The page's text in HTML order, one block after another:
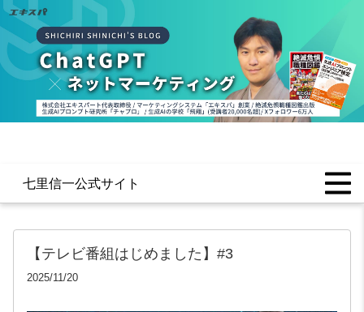
七里信一公式サイト
【テレビ番組はじめました】#3
2025/11/20